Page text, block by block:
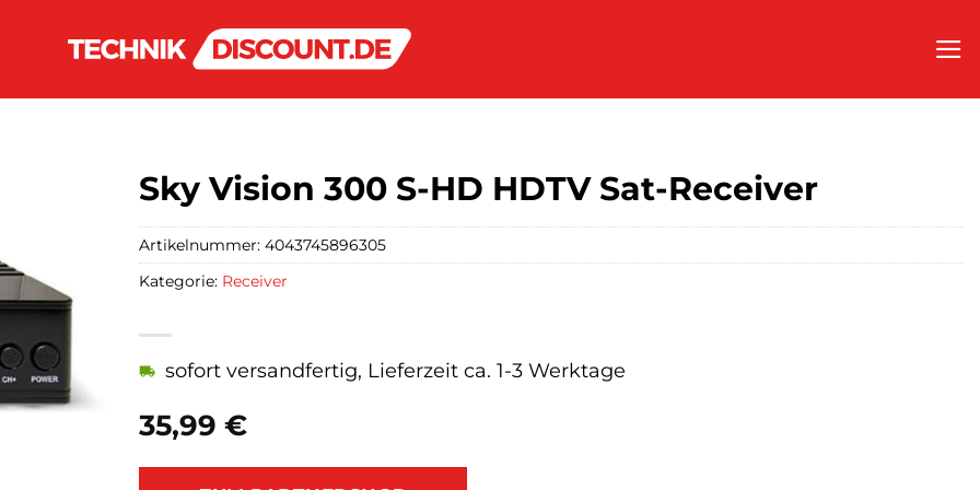
Sky Vision 300 S-HD HDTV Sat-Receiver
35,99 €
sofort versandfertig, Lieferzeit ca. 1-3 Werktage
Artikelnummer: 4043745896305
Kategorie: Receiver